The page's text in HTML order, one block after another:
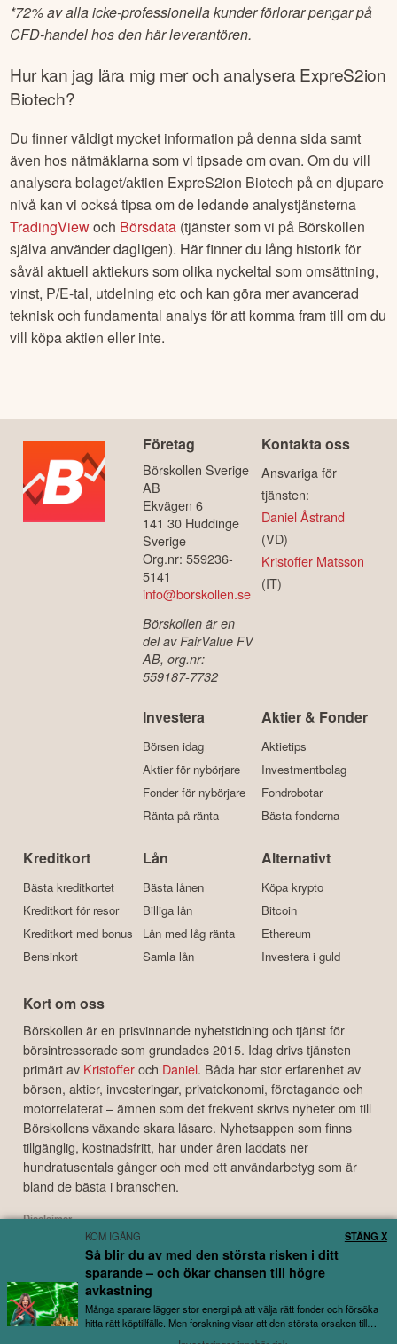
*72% av alla icke-professionella kunder förlorar pengar på
CFD-handel hos den här leverantören.
Hur kan jag lära mig mer och analyseraExpreS2ion
Biotech?
Du finner väldigt mycket information på denna sida samt
även hos nätmäklarna som vi tipsade om ovan. Om du vill
analysera bolaget/aktien ExpreS2ion Biotech på en djupare
nivå kan vi också tipsa om de ledande analystjänsterna
TradingViewoch Börsdata (tjänster som vi på Börskollen
själva använder dagligen). Här finner du lång historik för
såväl aktuell aktiekurs som olika nyckeltal som omsättning,
vinst, P/E-tal, utdelning etc och kan göra mer avancerad
teknisk och fundamental analys för att komma fram till om du
vill köpa aktien eller inte.
Företag
Börskollen Sverige
AB
Ekvägen 6
141 30 Huddinge
Sverige
Org.nr: 559236-
5141
info@borskollen.se
Börskollen är en
del av FairValue FV
AB, org.nr:
559187-7732
Kontakta oss
Ansvariga för
tjänsten:
Daniel Åstrand
(VD)
Kristoffer Matsson
(IT)
Investera
Börsen idag
Aktier för nybörjare
Fonder för nybörjare
Ränta på ränta
Aktier & Fonder
Aktietips
Investmentbolag
Fondrobotar
Bästa fonderna
Kreditkort
Bästa kreditkortet
Kreditkort för resor
Kreditkort med bonus
Bensinkort
Lån
Bästa lånen
Billiga lån
Lån med låg ränta
Samla lån
Alternativt
Köpa krypto
Bitcoin
Ethereum
Investera i guld
Kort om oss
Börskollen är en prisvinnande nyhetstidning och tjänst för
börsintresserade som grundades 2015. Idag drivs tjänsten
primärt av Kristofferoch Daniel. Båda har stor erfarenhet av
börsen, aktier, investeringar, privatekonomi, företagande och
motorrelaterat – ämnen som det frekvent skrivs nyheter om till
Börskollens växande skara läsare. Nyhetsappen som finns
tillgänglig, kostnadsfritt, har under åren laddats ner
hundratusentals gånger och med ett användarbetyg som är
bland de bästa i branschen.
Disclaimer
Börskollen Sverige AB ("Börskollen") är inte finansiella rådgivare, står inte under
finansinspektionens tillsyn och ger inga råd till dig. Detta innebär att
investeringsbeslut baserade på information som direkt eller indirekt härrörande
från Börskollen eller personer med koppling till Börskollen, alltid fattas
självständigt av investeraren. Börskollen frånsäger sig allt ansvar för eventuell
förlust eller skada av vad slag det må vara som grundar sig på användandet av
material härrörande från tjänsten Börskollen.
KOM IGÅNG
Så blir du av med den största risken i ditt
sparande – och ökar chansen till högre
avkastning
Många sparare lägger stor energi på att välja rätt fonder och försöka
hitta rätt köptillfälle. Men forskning visar att den största orsaken till
utebliven avkastning...
STÄNG X